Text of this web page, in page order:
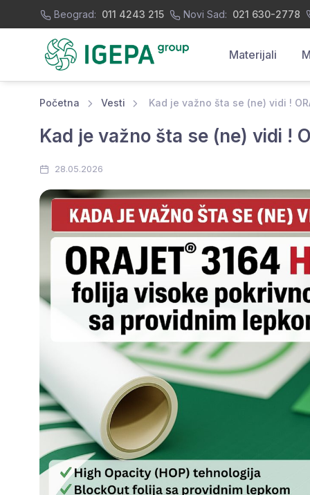
Beograd: 011 4243 215 Novi Sad: 021 630-2778
Materijali
Početna Vesti Kad je važno šta se (ne) vidi !
Kad je važno šta se (ne) vidi !
28.05.2026